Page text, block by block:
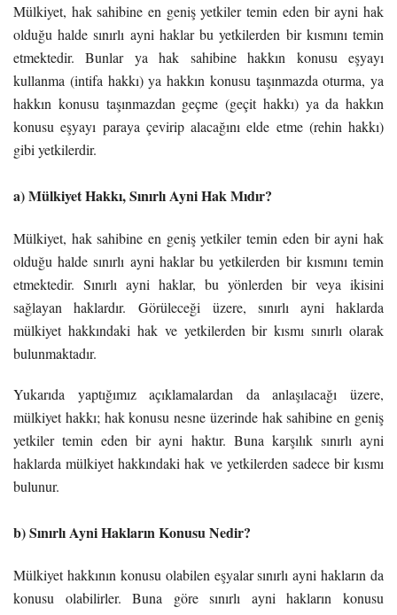
Mülkiyet, hak sahibine en geniş yetkiler temin eden bir ayni hak
olduğu halde sınırlı ayni haklar bu yetkilerden bir kısmını temin
etmektedir. Bunlar ya hak sahibine hakkın konusu eşyayı
kullanma (intifa hakkı) ya hakkın konusu taşınmazda oturma, ya
hakkın konusu taşınmazdan geçme (geçit hakkı) ya da hakkın
konusu eşyayı paraya çevirip alacağını elde etme (rehin hakkı)
gibi yetkilerdir.
a) Mülkiyet Hakkı, Sınırlı Ayni Hak Mıdır?
Mülkiyet, hak sahibine en geniş yetkiler temin eden bir ayni hak
olduğu halde sınırlı ayni haklar bu yetkilerden bir kısmını temin
etmektedir. Sınırlı ayni haklar, bu yönlerden bir veya ikisini
sağlayan haklardır. Görüleceği üzere, sınırlı ayni haklarda
mülkiyet hakkındaki hak ve yetkilerden bir kısmı sınırlı olarak
bulunmaktadır.
Yukarıda yaptığımız açıklamalardan da anlaşılacağı üzere,
mülkiyet hakkı; hak konusu nesne üzerinde hak sahibine en geniş
yetkiler temin eden bir ayni haktır. Buna karşılık sınırlı ayni
haklarda mülkiyet hakkındaki hak ve yetkilerden sadece bir kısmı
bulunur.
b) Sınırlı Ayni Hakların Konusu Nedir?
Mülkiyet hakkının konusu olabilen eşyalar sınırlı ayni hakların da
konusu olabilirler. Buna göre sınırlı ayni hakların konusu